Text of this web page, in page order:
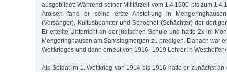
ausgebildet: Während seiner Militärzeit vom 1.4.1900 bis zum
Arolsen fand er seine erste Anstellung in
(Vorsänger), Kultusbeamter und Schochet (Schächter) der
Er erteilte Unterricht an der jüdischen Schule und hatte 2x im
Mengeringhausen am Samstagmorgen zu predigen. Danach war
Weltkrieges und dann erneut von 1916–1919 Lehrer in
Als Soldat im 1. Weltkrieg von 1914 bis 1916 hatte er zunächst an